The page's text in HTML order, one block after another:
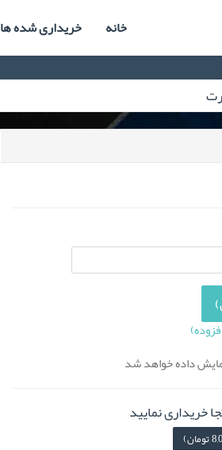
خانه خریداری شده ها
داده خواهد شد
خریداری نمایید